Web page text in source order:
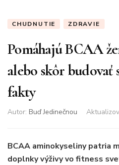
CHUDNUTIE ZDRAVIE
Pomáhajú BCAA
alebo skôr budovať
fakty
Autor: Buď Jedinečnou
BCAA aminokyseliny patria
doplnky výživy vo fitness